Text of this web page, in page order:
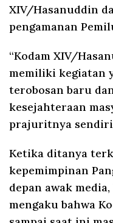
XIV/Hasanuddin
pengamanan
“Kodam XIV/
memiliki kegiatan
terobosan baru
kesejahteraan
prajuritnya
Ketika ditanya
kepemimpinan
depan awak
mengaku bahwa